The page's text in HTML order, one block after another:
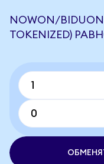
NOWON/
TOKENIZED)